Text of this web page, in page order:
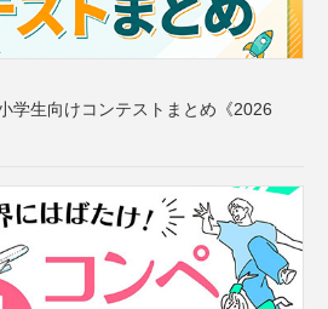
学生向けコンテストまとめ《2026